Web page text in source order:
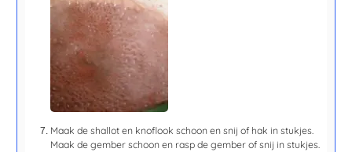
Maak de shallot en knoflook schoon en snij of hak in stukjes.
Maak de gember schoon en rasp de gember of snij in stukjes.